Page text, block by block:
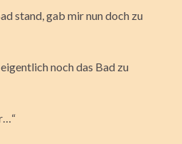
stand, gab mir nun doch zu
noch das Bad zu